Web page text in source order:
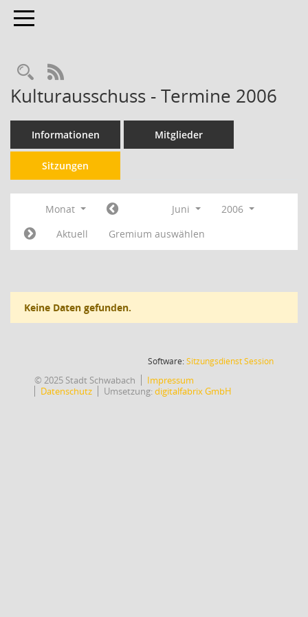
Toggle navigation
RSS-Feed
Kulturausschuss - Termine 2006
Informationen Mitglieder
Sitzungen
Monat Juni
2006
Aktuell
Gremium auswählen
Keine Daten gefunden.
Software:SitzungsdienstSession(Wird in
© 2025 Stadt Schwabach
Impressum
Datenschutz
Umsetzung:digitalfabrix GmbH